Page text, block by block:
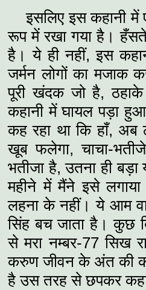
इसलिए इस कहानी में
रूप में रखा गया है।
है। ये ही नहीं, इस
जर्मन लोगों का मजाक
पूरी खंदक जो है,
कहानी में घायल पड़ा
कह रहा था कि हाँ, अब
खूब फलेगा, चाचा-
भतीजा है, उतना ही
महीने में मैंने इसे
लहना के नहीं। ये आम
सिंह बच जाता है। कुछ
से मरा नम्‍बर-77 सिख
करुण जीवन के अंत की
है उस तरह से छपकर